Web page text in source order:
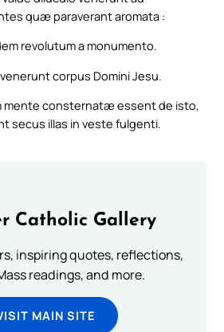
quæ paraverant aromata :
revolutum a monumento.
corpus Domini Jesu.
mente consternatæ essent de isto,
secus illas in veste fulgenti.
Catholic Gallery
inspiring quotes, reflections,
readings, and more.
MAIN SITE